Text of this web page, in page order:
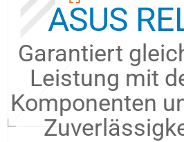
ASUS
Garantiert
Leistung mit
Komponenten